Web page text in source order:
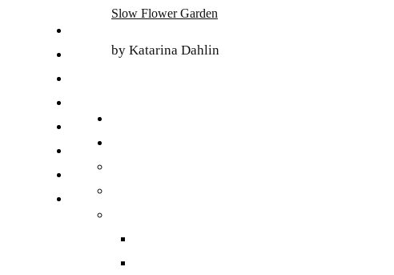
日本語
Slow Flower Garden
by Katarina Dahlin